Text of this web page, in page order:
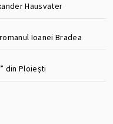
Hausvater
Ioanei Bradea
din Ploiești